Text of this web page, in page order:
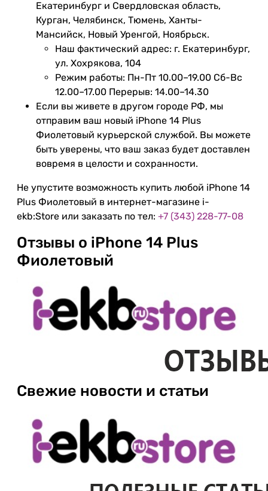
Екатеринбург и Свердловская область,
Курган, Челябинск, Тюмень, Ханты-
Мансийск, Новый Уренгой, Ноябрьск.
Наш фактический адрес: г. Екатеринбург,
ул. Хохрякова, 104
Режим работы: Пн-Пт 10.00–19.00 Сб-Вс
12.00–17.00 Перерыв: 14.00–14.30
Если вы живете в другом городе РФ, мы
отправим ваш новый iPhone 14 Plus
Фиолетовый курьерской службой. Вы можете
быть уверены, что ваш заказ будет доставлен
вовремя в целости и сохранности.
Не упустите возможность купить любой iPhone 14
Plus Фиолетовый в интернет-магазине i-
ekb:Store или заказать по тел: +7 (343) 228-77-08
Отзывы о iPhone 14 Plus
Фиолетовый
Свежие новости и статьи